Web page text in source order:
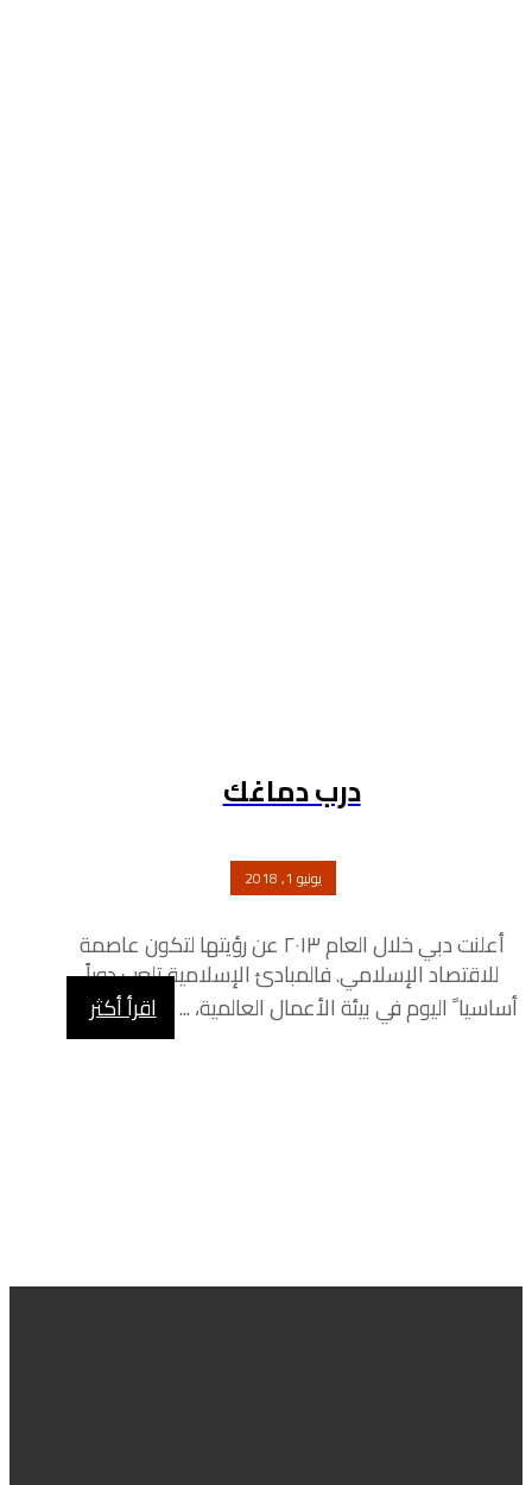
درب دماغك
يونيو 1, 2018
أعلنت دبي خلال العام ٢٠١٣ عن رؤيتها لتكون عاصمة
للاقتصاد الإسلامي. فالمبادئ الإسلامية تلعب دوراً
أساسيا ً اليوم في بيئة الأعمال العالمية، ... اقرأ أكثر